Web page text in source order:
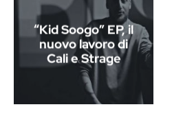
“Kid Soogo” EP, il
nuovo lavoro di
Cali e Strage